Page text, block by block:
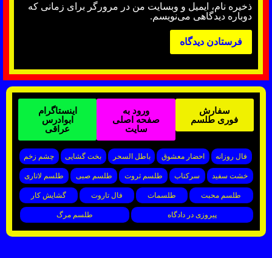
ذخیره نام، ایمیل و وبسایت من در مرورگر برای زمانی که
دوباره دیدگاهی می‌نویسم.
سفارش
فوری طلسم
ورود به
صفحه اصلی
سایت
اینستاگرام
ابوادرس
عراقی
فال روزانه احضار معشوق باطل السحر بخت گشایی چشم زخم
خشت سفید سرکتاب طلسم ثروت طلسم صبی طلسم لاتاری
طلسم محبت طلسمات فال تاروت گشایش کار
پیروزی در دادگاه طلسم مرگ